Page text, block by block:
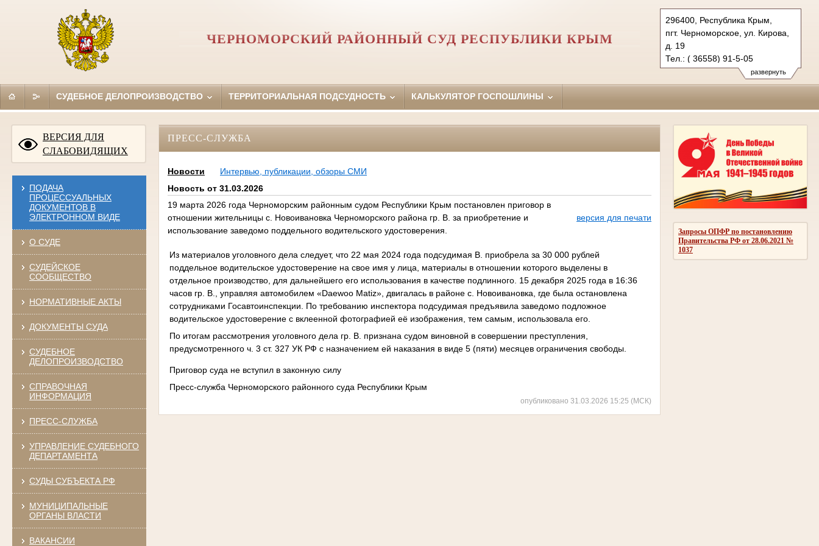
развернуть
296400, Республика Крым,
пгт. Черноморское, ул. Кирова,
д. 19
Тел.: ( 36558) 91-5-05
chernomorskiy.krm@sudrf.ru
показать на карте
ЧЕРНОМОРСКИЙ РАЙОННЫЙ СУД РЕСПУБЛИКИ КРЫМ
СУДЕБНОЕ ДЕЛОПРОИЗВОДСТВО ТЕРРИТОРИАЛЬНАЯ ПОДСУДНОСТЬ КАЛЬКУЛЯТОР ГОСПОШЛИНЫ
ВЕРСИЯ ДЛЯ
СЛАБОВИДЯЩИХ
ПОДАЧА
ПРОЦЕССУАЛЬНЫХ
ДОКУМЕНТОВ В
ЭЛЕКТРОННОМ ВИДЕ
О СУДЕ
СУДЕЙСКОЕ
СООБЩЕСТВО
НОРМАТИВНЫЕ АКТЫ
ДОКУМЕНТЫ СУДА
СУДЕБНОЕ
ДЕЛОПРОИЗВОДСТВО
СПРАВОЧНАЯ
ИНФОРМАЦИЯ
ПРЕСС-СЛУЖБА
УПРАВЛЕНИЕ СУДЕБНОГО
ДЕПАРТАМЕНТА
СУДЫ СУБЪЕКТА РФ
МУНИЦИПАЛЬНЫЕ
ОРГАНЫ ВЛАСТИ
ВАКАНСИИ
Запросы ОПФР по постановлению
Правительства РФ от 28.06.2021 №
1037
ПРЕСС-СЛУЖБА
Новости
Интервью, публикации, обзоры СМИ
Новость от 31.03.2026
19 марта 2026 года Черноморским районным судом Республики Крым постановлен приговор в
отношении жительницы с. Новоивановка Черноморского района гр. В. за приобретение и
использование заведомо поддельного водительского удостоверения.
версия для печати
Из материалов уголовного дела следует, что 22 мая 2024 года подсудимая В. приобрела за 30 000 рублей
поддельное водительское удостоверение на свое имя у лица, материалы в отношении которого выделены в
отдельное производство, для дальнейшего его использования в качестве подлинного. 15 декабря 2025 года в 16:36
часов гр. В., управляя автомобилем «Daewoo Matiz», двигалась в районе с. Новоивановка, где была остановлена
сотрудниками Госавтоинспекции. По требованию инспектора подсудимая предъявила заведомо подложное
водительское удостоверение с вклеенной фотографией её изображения, тем самым, использовала его.
По итогам рассмотрения уголовного дела гр. В. признана судом виновной в совершении преступления,
предусмотренного ч. 3 ст. 327 УК РФ с назначением ей наказания в виде 5 (пяти) месяцев ограничения свободы.
Приговор суда не вступил в законную силу
Пресс-служба Черноморского районного суда Республики Крым
опубликовано 31.03.2026 15:25 (МСК)